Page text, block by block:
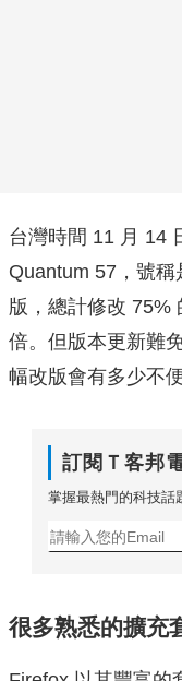
台灣時間 11 月 14
Quantum 57，號
版，總計修改 75%
倍。但版本更新難
幅改版會有多少不
訂閱Ｔ客邦
掌握最熱門的科技話
很多熟悉的擴充